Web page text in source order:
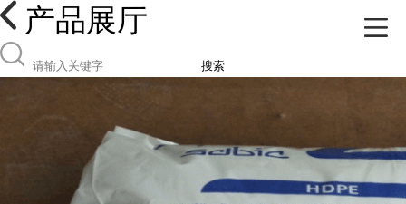
产品展厅
搜索